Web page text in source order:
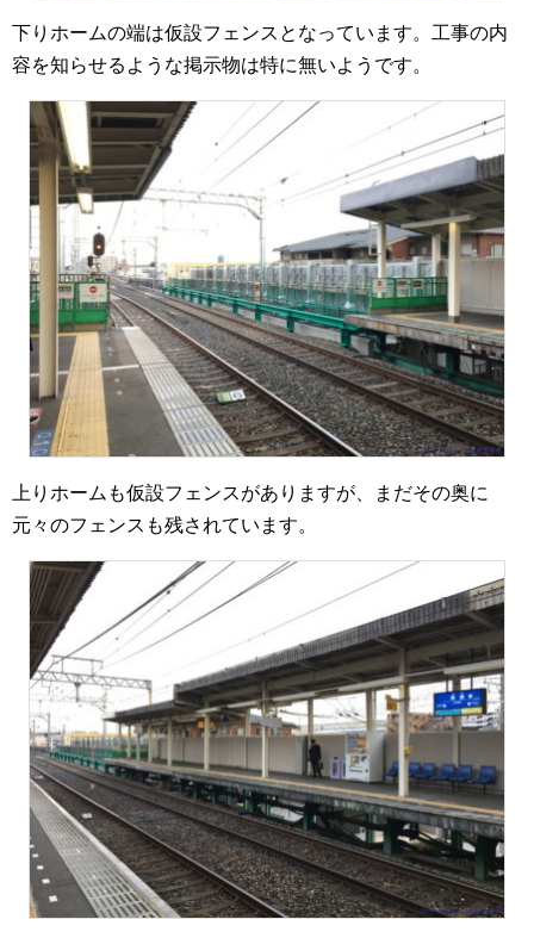
下りホームの端は仮設フェンスとなっています。工事の内
容を知らせるような掲示物は特に無いようです。
上りホームも仮設フェンスがありますが、まだその奥に
元々のフェンスも残されています。